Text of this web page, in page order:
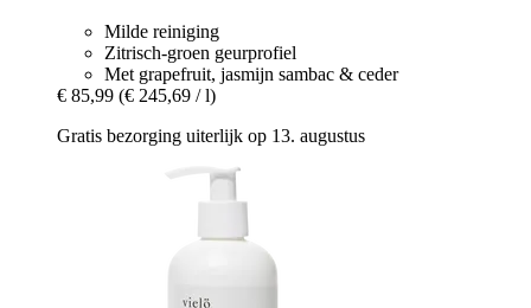
Milde reiniging
Zitrisch-groen geurprofiel
Met grapefruit, jasmijn sambac & ceder
€ 85,99 (€ 245,69 / l)
Gratis bezorging uiterlijk op 13. augustus